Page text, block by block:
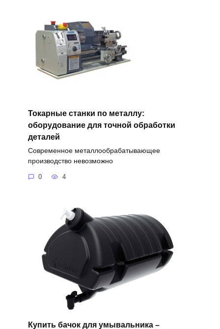
Токарные станки по металлу:
оборудование для точной обработки
деталей
Современное металлообрабатывающее
производство невозможно
0 4
Купить бачок для умывальника –